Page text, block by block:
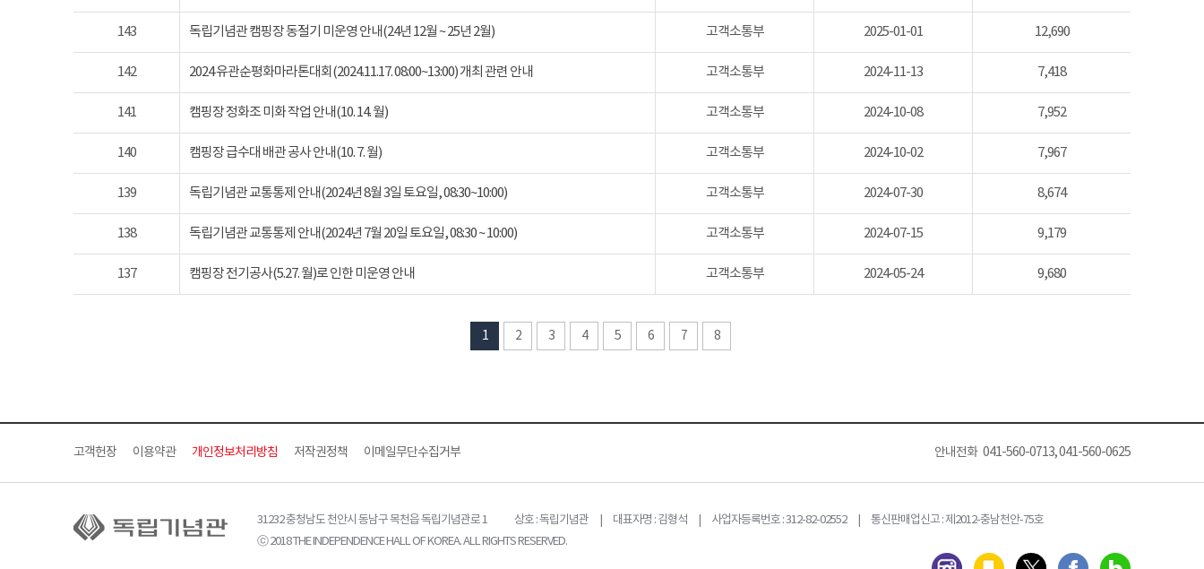
143 독립기념관 캠핑장 동절기 미운영 안내(24년 12월 ~ 25년 2월) 고객소통부 2025-01-01 12,690
142 2024 유관순평화마라톤대회(2024.11.17. 08:00~13:00) 개최 관련 안내 고객소통부 2024-11-13 7,418
141 캠핑장 정화조 미화 작업 안내(10. 14. 월) 고객소통부 2024-10-08 7,952
140 캠핑장 급수대 배관 공사 안내(10. 7. 월) 고객소통부 2024-10-02 7,967
139 독립기념관 교통통제 안내(2024년 8월 3일 토요일, 08:30~10:00) 고객소통부 2024-07-30 8,674
138 독립기념관 교통통제 안내(2024년 7월 20일 토요일, 08:30 ~ 10:00) 고객소통부 2024-07-15 9,179
137 캠핑장 전기공사(5.27. 월)로 인한 미운영 안내 고객소통부 2024-05-24 9,680
1 2 3 4 5 6 7 8
고객헌장 이용약관 개인정보처리방침 저작권정책 이메일무단수집거부 안내전화 041-560-0713, 041-560-0625
31232 충청남도 천안시 동남구 목천읍 독립기념관로 1
상호 : 독립기념관 | 대표자명 : 김형석 | 사업자등록번호 : 312-82-02552 | 통신판매업신고 : 제2012-충남천안-75호
ⓒ 2018 THE INDEPENDENCE HALL OF KOREA. ALL RIGHTS RESERVED.